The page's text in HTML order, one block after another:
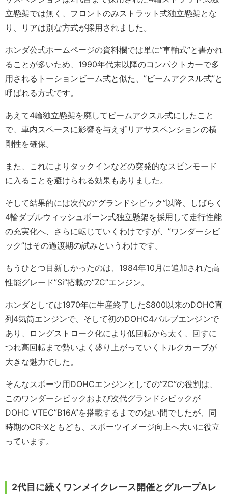
立懸架では無く、フロントのみストラット式独立懸架とな
り、リアは別な方式が採用されました。
ホンダ公式ホームページの資料欄では単に”車軸式”と書かれ
ることが多いため、1990年代末以降のコンパクトカーで多
用されるトーションビーム式と似た、”ビームアクスル式”と
呼ばれる方式です。
あえて4輪独立懸架を廃してビームアクスル式にしたこと
で、車内スペースに影響を与えずリアサスペンションの横
剛性を確保。
また、これによりタックインなどの突発的なスピンモード
に入ることを避けられる効果もありました。
そして結果的には次代の”グランドシビック”以降、しばらく
4輪ダブルウィッシュボーン式独立懸架を採用して走行性能
の充実化へ、さらに転じていくわけですが、”ワンダーシビ
ック”はその過渡期の試みというわけです。
もうひとつ目新しかったのは、1984年10月に追加された高
性能グレード”Si”搭載の”ZC”エンジン。
ホンダとしては1970年に生産終了したS800以来のDOHC直
列4気筒エンジンで、そして初のDOHC4バルブエンジンで
あり、ロングストローク化により低回転から太く、回すに
つれ高回転まで勢いよく盛り上がっていくトルクカーブが
大きな魅力でした。
そんなスポーツ用DOHCエンジンとしての”ZC”の役割は、
このワンダーシビックおよび次代グランドシビックが
DOHC VTEC”B16A”を搭載するまでの短い間でしたが、同
時期のCR-Xともども、スポーツイメージ向上へ大いに役立
っています。
2代目に続くワンメイクレース開催とグループAレ